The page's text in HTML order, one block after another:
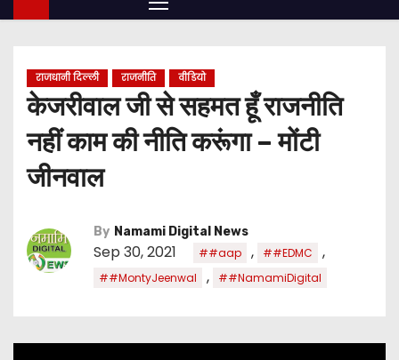
राजधानी दिल्ली राजनीति वीडियो
केजरीवाल जी से सहमत हूँ राजनीति
नहीं काम की नीति करूंगा – मोंटी
जीनवाल
By Namami Digital News
Sep 30, 2021 ##aap , ##EDMC ,
##MontyJeenwal , ##NamamiDigital